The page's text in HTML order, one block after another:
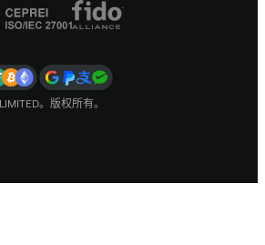
。版权所有。